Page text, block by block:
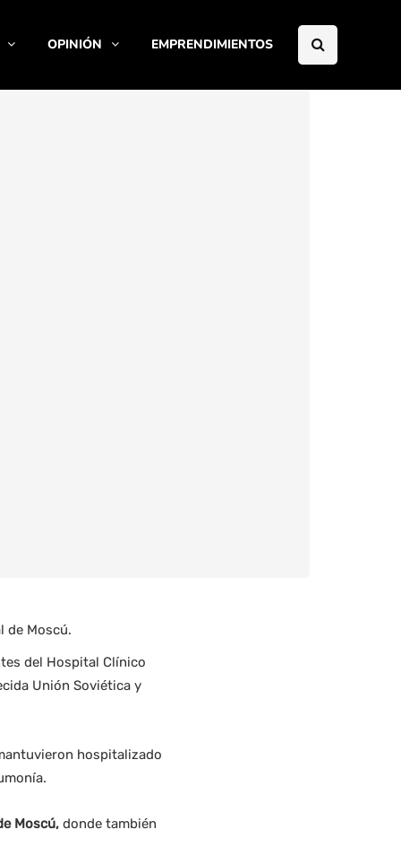
OPINIÓN EMPRENDIMIENTOS
de Moscú.
del Hospital Clínico
Unión Soviética y
hospitalizado
Moscú, donde también